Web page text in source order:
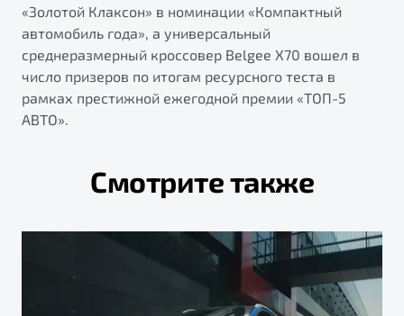
«Золотой Клаксон» в номинации «Компактный
автомобиль года», а универсальный
среднеразмерный кроссовер Belgee X70 вошел в
число призеров по итогам ресурсного теста в
рамках престижной ежегодной премии «ТОП-5
АВТО».
Смотрите также